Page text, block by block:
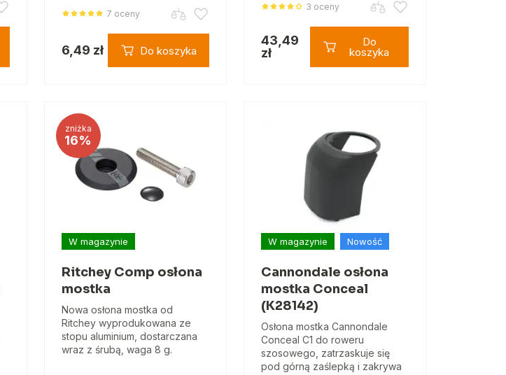
7 oceny
6,49 zł Do koszyka
3 oceny
43,49
zł
Do
koszyka
zniżka
16%
W magazynie
Ritchey Comp osłona
mostka
Nowa osłona mostka od
Ritchey wyprodukowana ze
stopu aluminium, dostarczana
wraz z śrubą, waga 8 g.
W magazynie Nowość
Cannondale osłona
mostka Conceal
(K28142)
Osłona mostka Cannondale
Conceal C1 do roweru
szosowego, zatrzaskuje się
pod górną zaślepką i zakrywa